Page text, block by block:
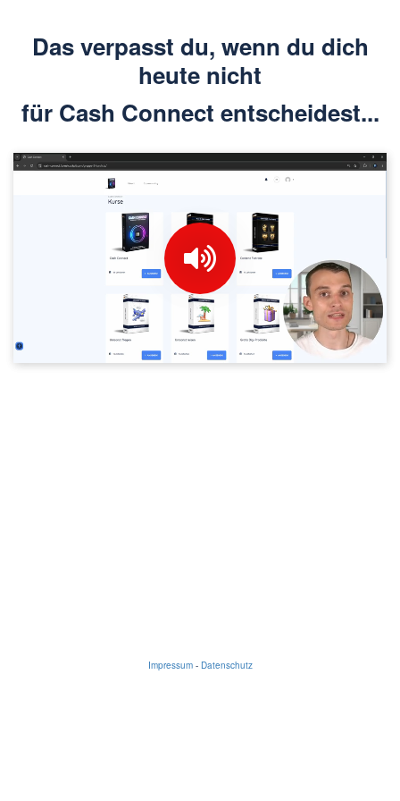
Das verpasst du, wenn du dich
heute nicht
für Cash Connect entscheidest...
Impressum- Datenschutz